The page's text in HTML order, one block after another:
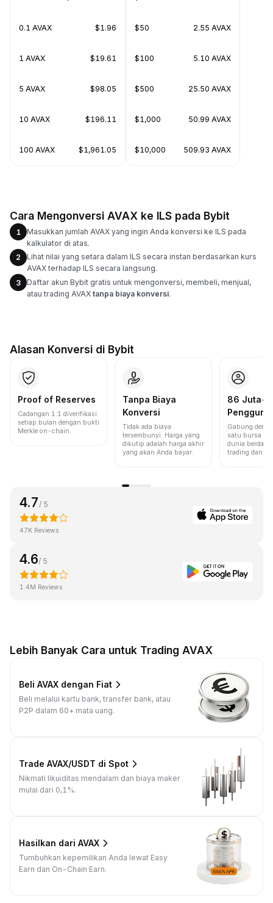
0.1 AVAX $1.96
1 AVAX $19.61
5 AVAX $98.05
10 AVAX $196.11
100 AVAX $1,961.05
$50 2.55 AVAX
$100 5.10 AVAX
$500 25.50 AVAX
$1,000 50.99 AVAX
$10,000 509.93 AVAX
Cara Mengonversi AVAX ke ILS pada Bybit
1
Masukkan jumlah AVAX yang ingin Anda konversi ke ILS pada
kalkulator di atas.
2
Lihat nilai yang setara dalam ILS secara instan berdasarkan kurs
AVAX terhadap ILS secara langsung.
3
Daftar akun Bybit gratis untuk mengonversi, membeli, menjual,
atau trading AVAX tanpa biaya konversi.
Alasan Konversi di Bybit
Proof of Reserves
Cadangan 1:1 diverifikasi
setiap bulan dengan bukti
Merkle on-chain.
Tanpa Biaya
Konversi
Tidak ada biaya
tersembunyi. Harga yang
dikutip adalah harga akhir
yang akan Anda bayar.
86 Juta+
Pengguna
Gabung
satu bursa
dunia
trading dan
4.7 / 5
47K Reviews
4.6/ 5
1.4M Reviews
Lebih Banyak Cara untuk Trading AVAX
Beli AVAX dengan Fiat
Beli melalui kartu bank, transfer bank, atau
P2P dalam 60+ mata uang.
Trade AVAX/USDT di Spot
Nikmati likuiditas mendalam dan biaya maker
mulai dari 0,1%.
Hasilkan dari AVAX
Tumbuhkan kepemilikan Anda lewat Easy
Earn dan On-Chain Earn.